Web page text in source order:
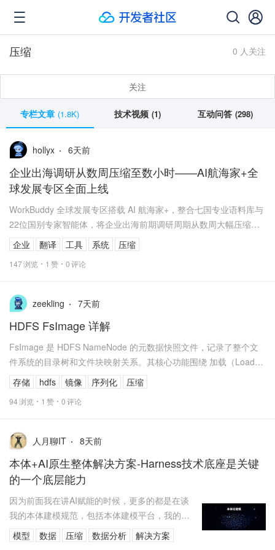
0 人关注
压缩
关注
专栏文章 (1.8K) 技术视频 (1) 互动问答 (298)
hollyx 6天前
企业出海调研从数周压缩至数小时——AI航海家+全
球发展专区全面上线
WorkBuddy 全球发展专区搭载 AI 航海家+，整合七国专业语料库与
22位国别专家智能体，将企业出海前期调研周期从数周大幅压缩。
本文解读其技术底座、访问方...
企业 翻译 工具 系统 压缩
147浏览 1 赞 0评论
zeekling 7天前
HDFS FsImage 详解
FsImage 是 HDFS NameNode 的元数据快照文件，记录了整个文
件系统的目录树和文件块映射关系。其核心功能围绕 加载（Load）
和 保存（Sav...
存储 hdfs 镜像 序列化 压缩
94浏览 1 赞 0评论
人月聊IT 8天前
本体+AI原生整体解决方案-Harness技术底座是关键
的一个底层能力
因为前面我在讲AI赋能的时候，更多的都是在谈
我的本体建模规范，包括本体建模平台，我的基
于本体驱动的AI原生智能体的构建平台。但是实
际在我们整体的AI整体的解决方...
模型 数据 压缩 数据分析 解决方案